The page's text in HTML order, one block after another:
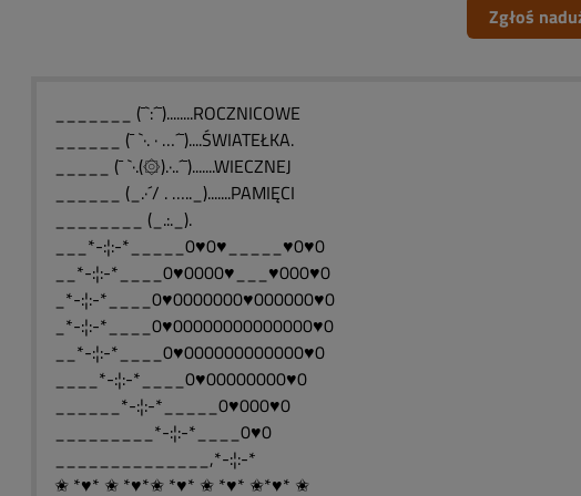
Zgłoś
_______ (¯`:´¯)........ROCZNICOWE
______ (¯ `·. · …´¯)....ŚWIATEŁKA.
_____ (¯ `·.(۞).·..´¯).......WIECZNEJ
______ (_.·´/ . ….._).......PAMIĘCI
________ (_.:._).
___*-:¦:-*_____0♥0♥_____♥0♥0
__*-:¦:-*____0♥0000♥___♥000♥0
_*-:¦:-*____0♥0000000♥000000♥0
_*-:¦:-*____0♥00000000000000♥0
__*-:¦:-*____0♥000000000000♥0
____*-:¦:-*____0♥00000000♥0
______*-:¦:-*_____0♥000♥0
_________*-:¦:-*____0♥0
______________,*-:¦:-*
✬ *♥* ✬ *♥*✬ *♥* ✬ *♥* ✬*♥* ✬